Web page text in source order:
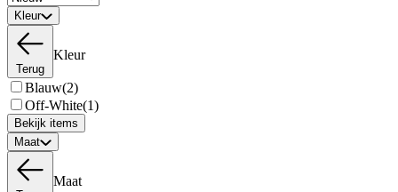
Kleur
Terug
Kleur
Blauw(2)
Off-White(1)
Bekijk items
Maat
Maat